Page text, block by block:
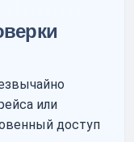
или
доступ